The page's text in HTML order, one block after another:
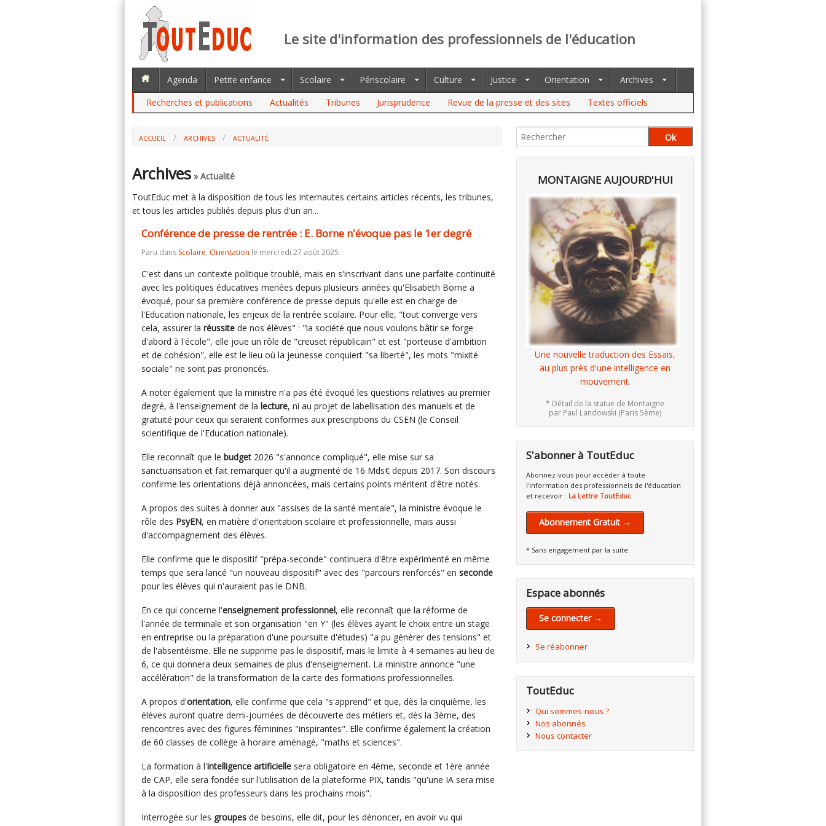
Le site d'information des professionnels de l'éducation
Agenda Petite enfance Scolaire Périscolaire Culture Justice Orientation
Archives
Recherches et publications
Actualités Tribunes Jurisprudence Revue de la presse et des sites Textes officiels
ACCUEIL ARCHIVES
ACTUALITÉ
Archives » Actualité
ToutEduc met à la disposition de tous les internautes certains articles récents, les tribunes,
et tous les articles publiés depuis plus d'un an...
Conférence de presse de rentrée : E. Borne n'évoque pas le 1er degré
Paru dans Scolaire, Orientation le mercredi 27 août 2025.
C'est dans un contexte politique troublé, mais en s'inscrivant dans une parfaite continuité
avec les politiques éducatives menées depuis plusieurs années qu'Elisabeth Borne a
évoqué, pour sa première conférence de presse depuis qu'elle est en charge de
l'Education nationale, les enjeux de la rentrée scolaire. Pour elle, "tout converge vers
cela, assurer la réussite de nos élèves" : "la société que nous voulons bâtir se forge
d'abord à l'école", elle joue un rôle de "creuset républicain" et est "porteuse d'ambition
et de cohésion", elle est le lieu où la jeunesse conquiert "sa liberté", les mots "mixité
sociale" ne sont pas prononcés.
A noter également que la ministre n'a pas été évoqué les questions relatives au premier
degré, à l'enseignement de la lecture, ni au projet de labellisation des manuels et de
gratuité pour ceux qui seraient conformes aux prescriptions du CSEN (le Conseil
scientifique de l'Education nationale).
Elle reconnaît que le budget 2026 "s'annonce compliqué", elle mise sur sa
sanctuarisation et fait remarquer qu'il a augmenté de 16 Mds€ depuis 2017. Son discours
confirme les orientations déjà annoncées, mais certains points méritent d'être notés.
A propos des suites à donner aux "assises de la santé mentale", la ministre évoque le
rôle des PsyEN, en matière d'orientation scolaire et professionnelle, mais aussi
d'accompagnement des élèves.
Elle confirme que le dispositif "prépa-seconde" continuera d'être expérimenté en même
temps que sera lancé "un nouveau dispositif" avec des "parcours renforcés" en seconde
pour les élèves qui n'auraient pas le DNB.
En ce qui concerne l'enseignement professionnel, elle reconnaît que la réforme de
l'année de terminale et son organisation "en Y" (les élèves ayant le choix entre un stage
en entreprise ou la préparation d'une poursuite d'études) "a pu générer des tensions" et
de l'absentéisme. Elle ne supprime pas le dispositif, mais le limite à 4 semaines au lieu de
6, ce qui donnera deux semaines de plus d'enseignement. La ministre annonce "une
accélération" de la transformation de la carte des formations professionnelles.
A propos d'orientation, elle confirme que cela "s'apprend" et que, dès la cinquième, les
élèves auront quatre demi-journées de découverte des métiers et, dès la 3ème, des
rencontres avec des figures féminines "inspirantes". Elle confirme également la création
de 60 classes de collège à horaire aménagé, "maths et sciences".
La formation à l'intelligence artificielle sera obligatoire en 4ème, seconde et 1ère année
de CAP, elle sera fondée sur l'utilisation de la plateforme PIX, tandis "qu'une IA sera mise
à la disposition des professeurs dans les prochains mois".
Interrogée sur les groupes de besoins, elle dit, pour les dénoncer, en avoir vu qui
MONTAIGNE AUJOURD'HUI
Une nouvelle traduction des Essais,
au plus près d'une intelligence en
mouvement.
* Détail de la statue de Montaigne
par Paul Landowski (Paris 5ème)
S'abonner à ToutEduc
Abonnez-vous pour accéder à toute
l'information des professionnels de l'éducation
et recevoir : La Lettre ToutEduc
Abonnement Gratuit →
* Sans engagement par la suite.
Espace abonnés
Se connecter →
Se réabonner
ToutEduc
Qui sommes-nous ?
Nos abonnés
Nous contacter